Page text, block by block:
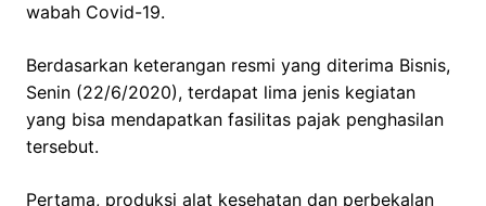
wabah Covid-19.
Berdasarkan keterangan resmi yang diterima Bisnis,
Senin (22/6/2020), terdapat lima jenis kegiatan
yang bisa mendapatkan fasilitas pajak penghasilan
tersebut.
Pertama, produksi alat kesehatan dan perbekalan